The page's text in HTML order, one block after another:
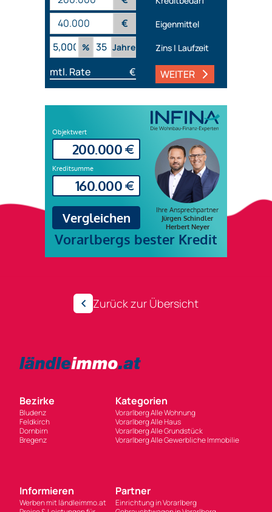
€
Eigenmittel
%
Jahre Zins | Laufzeit
mtl. Rate € WEITER
Zurück zur Übersicht
Bezirke
Bludenz
Feldkirch
Dornbirn
Bregenz
Kategorien
Vorarlberg Alle Wohnung
Vorarlberg Alle Haus
Vorarlberg Alle Grundstück
Vorarlberg Alle Gewerbliche Immobilie
Informieren
Werben mit ländleimmo.at
Partner
Einrichtung in Vorarlberg